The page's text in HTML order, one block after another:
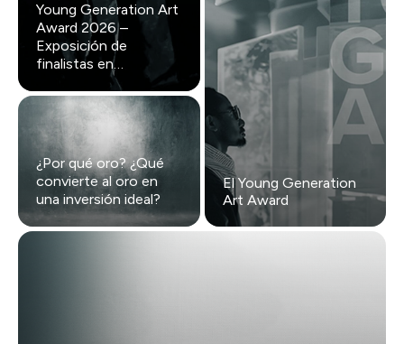
Young Generation Art
Award 2026 –
Exposición de
finalistas en
Gendarmenmarkt
El Young Generation
Art Award
¿Por qué oro? ¿Qué
convierte al oro en
una inversión ideal?